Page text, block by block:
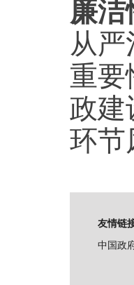
廉洁
从
重要
政建
环节
友情链
中国政